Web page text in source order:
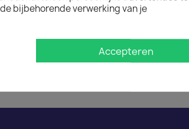
Netsnoer C14 naar C13 wit 0,5 m
bijbehorende verwerking van je
Accepteren